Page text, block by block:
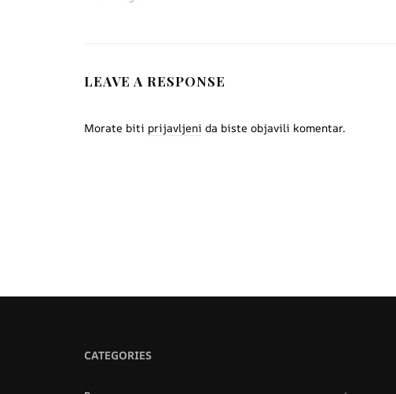
LEAVE A RESPONSE
Morate biti prijavljeni da biste objavili komentar.
CATEGORIES